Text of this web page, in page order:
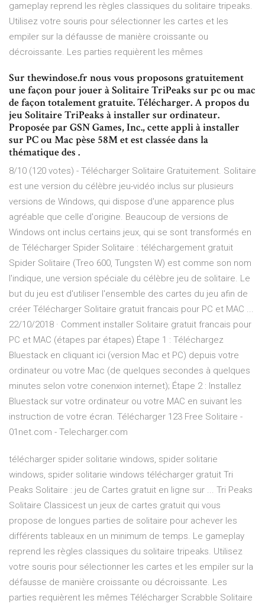
gameplay reprend les règles classiques du solitaire tripeaks.
Utilisez votre souris pour sélectionner les cartes et les
empiler sur la défausse de manière croissante ou
décroissante. Les parties requièrent les mêmes
Sur thewindose.fr nous vous proposons gratuitement
une façon pour jouer à Solitaire TriPeaks sur pc ou mac
de façon totalement gratuite. Télécharger. A propos du
jeu Solitaire TriPeaks à installer sur ordinateur.
Proposée par GSN Games, Inc., cette appli à installer
sur PC ou Mac pèse 58M et est classée dans la
thématique des .
8/10 (120 votes) - Télécharger Solitaire Gratuitement. Solitaire
est une version du célèbre jeu-vidéo inclus sur plusieurs
versions de Windows, qui dispose d'une apparence plus
agréable que celle d'origine. Beaucoup de versions de
Windows ont inclus certains jeux, qui se sont transformés en
de Télécharger Spider Solitaire : téléchargement gratuit
Spider Solitaire (Treo 600, Tungsten W) est comme son nom
l'indique, une version spéciale du célèbre jeu de solitaire. Le
but du jeu est d'utiliser l'ensemble des cartes du jeu afin de
créer Télécharger Solitaire gratuit francais pour PC et MAC ...
22/10/2018 · Comment installer Solitaire gratuit francais pour
PC et MAC (étapes par étapes) Étape 1 : Téléchargez
Bluestack en cliquant ici (version Mac et PC) depuis votre
ordinateur ou votre Mac (de quelques secondes à quelques
minutes selon votre conenxion internet); Étape 2 : Installez
Bluestack sur votre ordinateur ou votre MAC en suivant les
instruction de votre écran. Télécharger 123 Free Solitaire -
01net.com - Telecharger.com
télécharger spider solitarie windows, spider solitarie
windows, spider solitarie windows télécharger gratuit Tri
Peaks Solitaire : jeu de Cartes gratuit en ligne sur ... Tri Peaks
Solitaire Classicest un jeux de cartes gratuit qui vous
propose de longues parties de solitaire pour achever les
différents tableaux en un minimum de temps. Le gameplay
reprend les règles classiques du solitaire tripeaks. Utilisez
votre souris pour sélectionner les cartes et les empiler sur la
défausse de manière croissante ou décroissante. Les
parties requièrent les mêmes Télécharger Scrabble Solitaire